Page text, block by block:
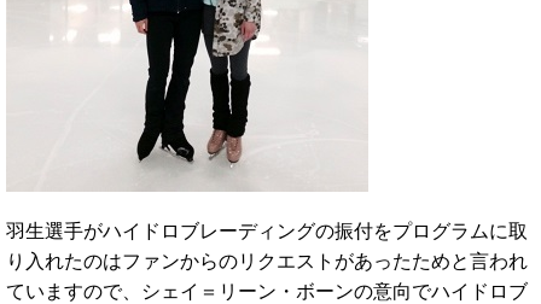
羽生選手がハイドロブレーディングの振付をプログラムに取
り入れたのはファンからのリクエストがあったためと言われ
ていますので、シェイ＝リーン・ボーンの意向でハイドロブ